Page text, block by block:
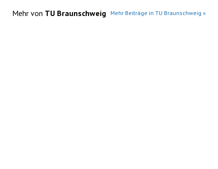
Mehr von TU Braunschweig Mehr Beiträge in TU Braunschweig »